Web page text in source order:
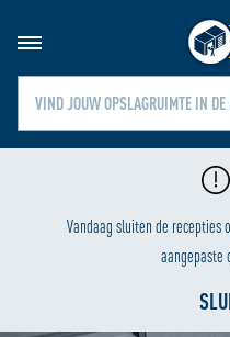
Schakel jouw
Vandaag sluiten de recepties
aangepaste